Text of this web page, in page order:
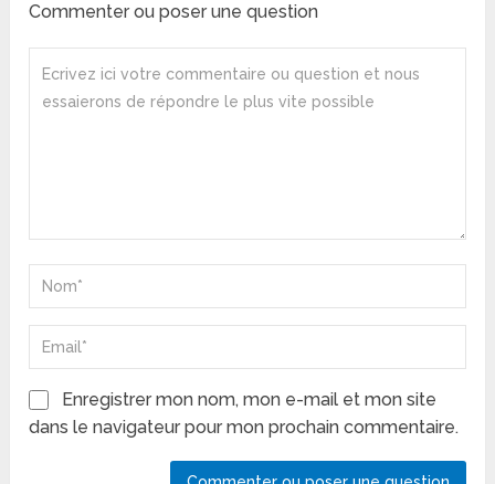
Commenter ou poser une question
Enregistrer mon nom, mon e-mail et mon site
dans le navigateur pour mon prochain commentaire.